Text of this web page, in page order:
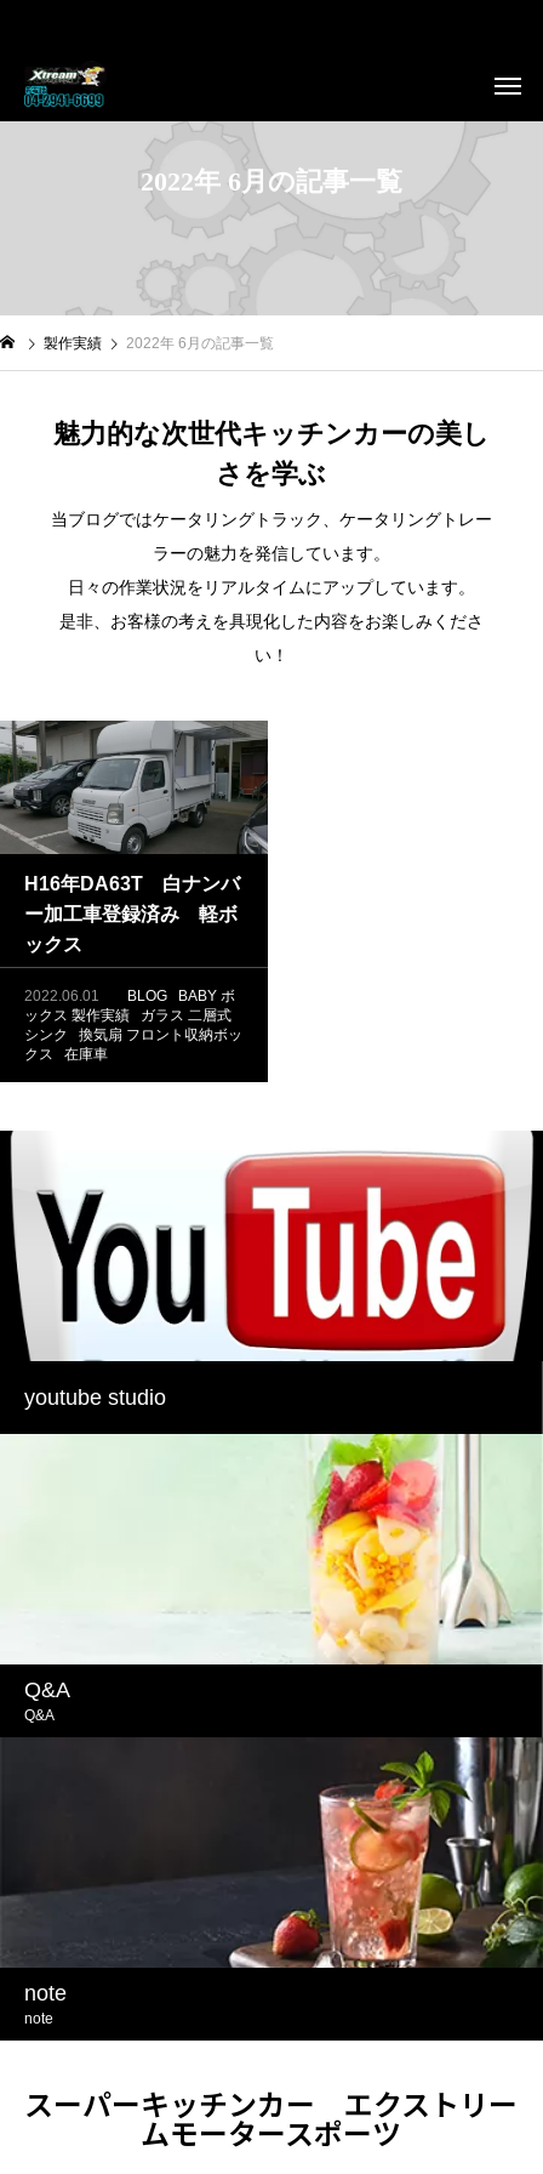
2022年 6月の記事一覧
製作実績 2022年 6月の記事一覧
魅力的な次世代キッチンカーの美し
さを学ぶ
当ブログではケータリングトラック、ケータリングトレー
ラーの魅力を発信しています。
日々の作業状況をリアルタイムにアップしています。
是非、お客様の考えを具現化した内容をお楽しみくださ
い！
H16年DA63T 白ナンバ
ー加工車登録済み 軽ボ
ックス
2022.06.01 BLOG
BABY ボ
ックス 製作実績 ガラス 二層式
シンク
換気扇 フロント収納ボッ
クス
在庫車
youtube studio
Q&A
Q&A
note
note
スーパーキッチンカー エクストリー
ムモータースポーツ